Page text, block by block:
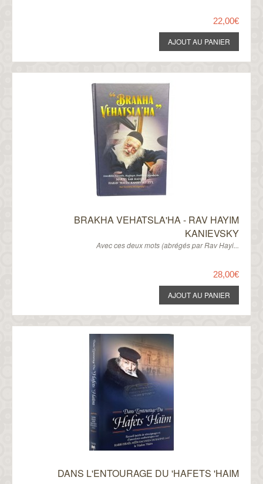
22,00€
BRAKHA VEHATSLA'HA - RAV HAYIM
KANIEVSKY
Avec ces deux mots (abrégés par Rav Hayi...
28,00€
DANS L'ENTOURAGE DU 'HAFETS 'HAIM